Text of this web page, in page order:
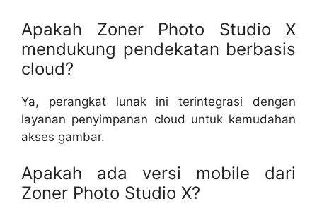
Apakah Zoner Photo Studio X
mendukung pendekatan berbasis
cloud?
Ya, perangkat lunak ini terintegrasi dengan
layanan penyimpanan cloud untuk kemudahan
akses gambar.
Apakah ada versi mobile dari
Zoner Photo Studio X?